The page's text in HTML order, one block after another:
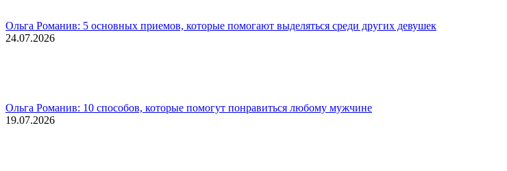
Ольга Романив: 5 основных приемов, которые помогают выделяться среди других девушек
24.07.2026
Ольга Романив: 10 способов, которые помогут понравиться любому мужчине
19.07.2026